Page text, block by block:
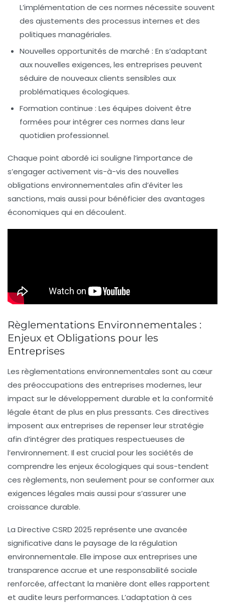
L’implémentation de ces normes nécessite souvent
des ajustements des processus internes et des
politiques managériales.
Nouvelles opportunités de marché : En s’adaptant
aux nouvelles exigences, les entreprises peuvent
séduire de nouveaux clients sensibles aux
problématiques écologiques.
Formation continue : Les équipes doivent être
formées pour intégrer ces normes dans leur
quotidien professionnel.
Chaque point abordé ici souligne l’importance de
s’engager activement vis-à-vis des nouvelles
obligations environnementales afin d’éviter les
sanctions, mais aussi pour bénéficier des avantages
économiques qui en découlent.
Règlementations Environnementales :
Enjeux et Obligations pour les
Entreprises
Les règlementations environnementales sont au cœur
des préoccupations des entreprises modernes, leur
impact sur le développement durable et la conformité
légale étant de plus en plus pressants. Ces directives
imposent aux entreprises de repenser leur stratégie
afin d’intégrer des pratiques respectueuses de
l’environnement. Il est crucial pour les sociétés de
comprendre les enjeux écologiques qui sous-tendent
ces règlements, non seulement pour se conformer aux
exigences légales mais aussi pour s’assurer une
croissance durable.
La Directive CSRD 2025 représente une avancée
significative dans le paysage de la régulation
environnementale. Elle impose aux entreprises une
transparence accrue et une responsabilité sociale
renforcée, affectant la manière dont elles rapportent
et audite leurs performances. L’adaptation à ces